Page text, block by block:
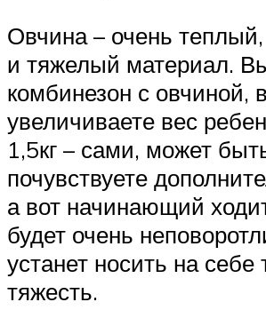
Овчина – очень
и тяжелый материал.
комбинезон с овчиной,
увеличиваете вес
1,5кг – сами, может
почувствуете
а вот начинающий
будет очень
устанет носить на себе
тяжесть.